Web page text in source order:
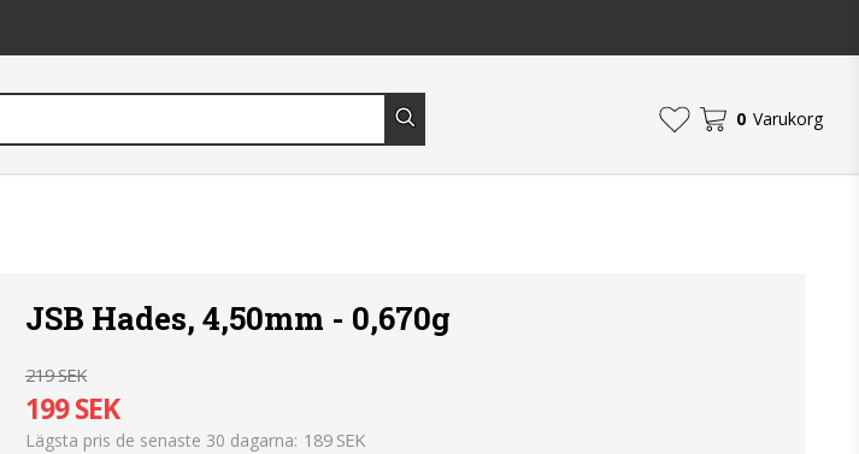
0 Varukorg
JSB Hades, 4,50mm - 0,670g
219 SEK
199 SEK
Lägsta pris de senaste 30 dagarna 189 SEK